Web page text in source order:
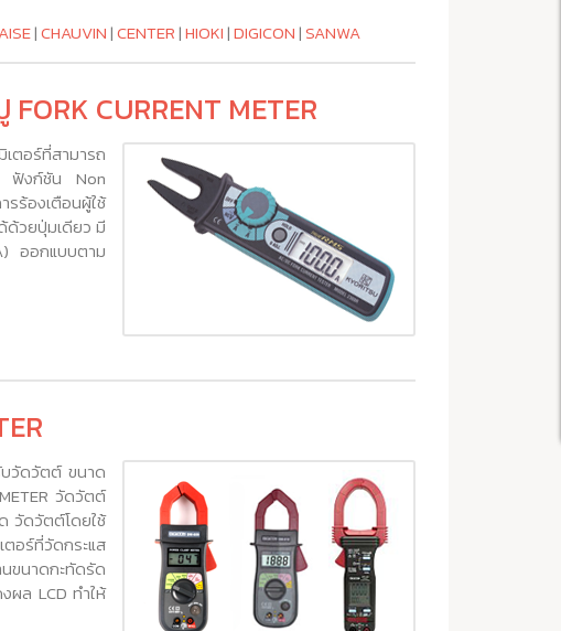
|CHAUVIN|CENTER|HIOKI|DIGICON|SANWA
CURRENT METER
ตอร์ที่สามารถ
ฟังก์ชัน Non
ร้องเตือนผู้ใช้
ด้วยปุ่มเดียว มี
ออกแบบตาม
วัดวัตต์ ขนาด
วัดวัตต์
วัดวัตต์โดยใช้
อร์ที่วัดกระแส
ขนาดกะทัดรัด
ผล LCD ทำให้